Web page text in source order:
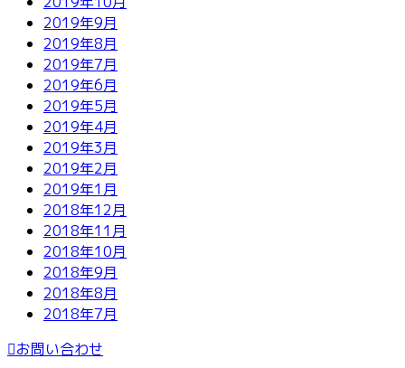
2019年9月
2019年8月
2019年7月
2019年6月
2019年5月
2019年4月
2019年3月
2019年2月
2019年1月
2018年12月
2018年11月
2018年10月
2018年9月
2018年8月
2018年7月
お問い合わせ